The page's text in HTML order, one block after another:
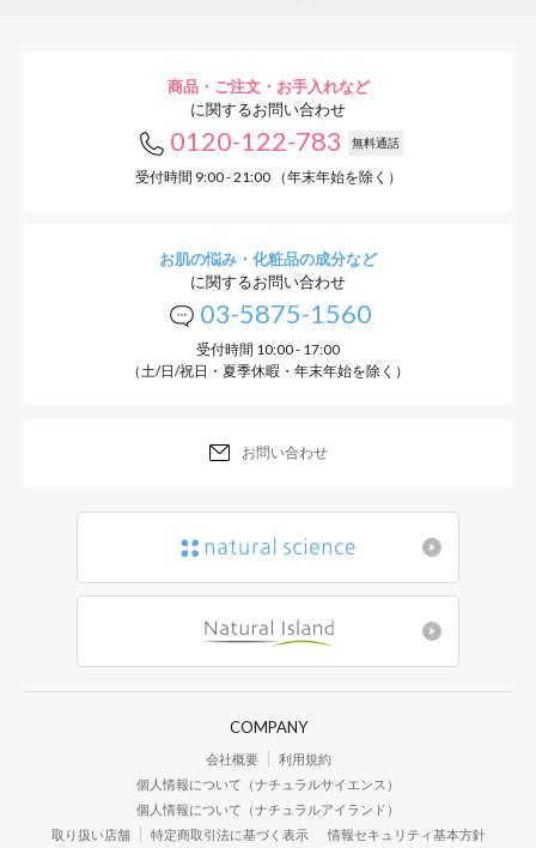
商品・ご注文・お手入れなど
に関するお問い合わせ
0120-122-783 無料通話
受付時間 9:00 - 21:00 （年末年始を除く）
お肌の悩み・化粧品の成分など
に関するお問い合わせ
03-5875-1560
受付時間 10:00 - 17:00
（土/日/祝日・夏季休暇・年末年始を除く）
お問い合わせ
COMPANY
会社概要
利用規約
個人情報について（ナチュラルサイエンス）
個人情報について（ナチュラルアイランド）
取り扱い店舗
特定商取引法に基づく表示 情報セキュリティ基本方針